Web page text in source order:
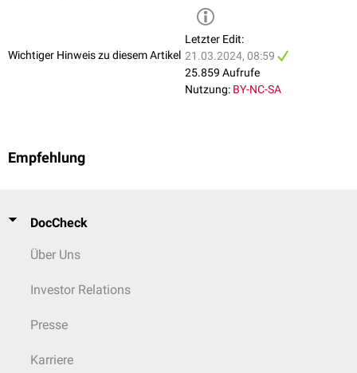
Wichtiger Hinweis zu diesem Artikel
Letzter Edit:
21.03.2024, 08:59
25.859 Aufrufe
Nutzung: BY-NC-SA
Empfehlung
DocCheck
Über Uns
Investor Relations
Presse
Karriere